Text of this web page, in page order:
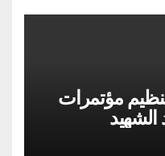
مؤتمرات
الشهيد